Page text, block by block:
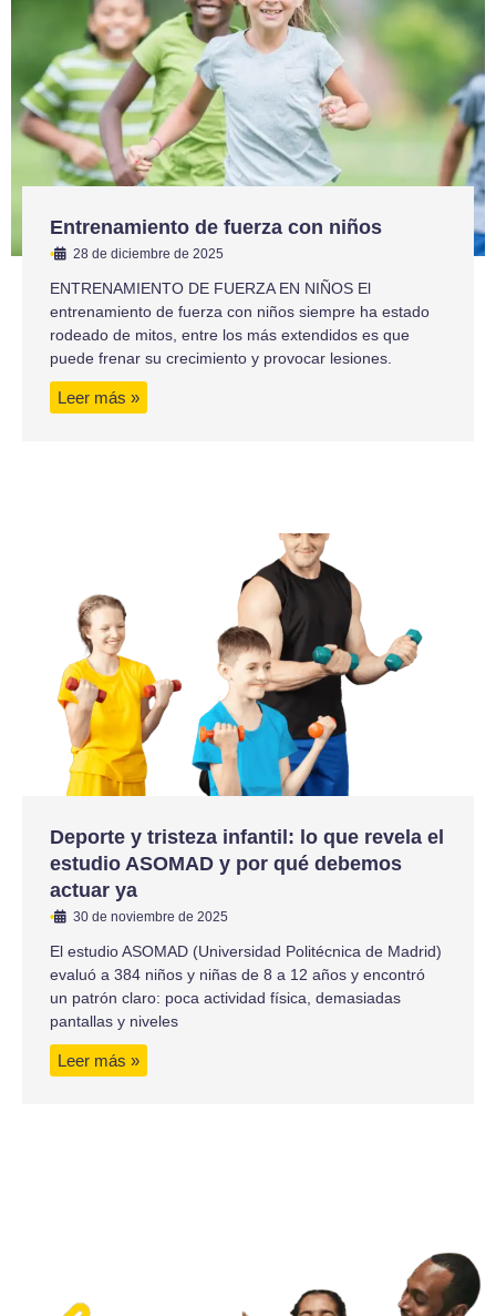
Entrenamiento de fuerza con niños
• 28 de diciembre de 2025
ENTRENAMIENTO DE FUERZA EN NIÑOS El
entrenamiento de fuerza con niños siempre ha estado
rodeado de mitos, entre los más extendidos es que
puede frenar su crecimiento y provocar lesiones.
Leer más »
Deporte y tristeza infantil: lo que revela el
estudio ASOMAD y por qué debemos
actuar ya
• 30 de noviembre de 2025
El estudio ASOMAD (Universidad Politécnica de Madrid)
evaluó a 384 niños y niñas de 8 a 12 años y encontró
un patrón claro: poca actividad física, demasiadas
pantallas y niveles
Leer más »